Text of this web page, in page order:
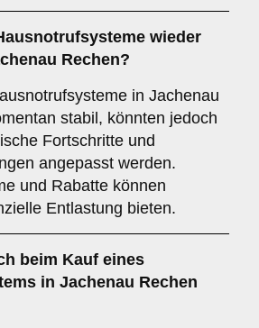
wieder
Rechen?
in Jachenau
stabil, könnten jedoch
Fortschritte und
angepasst werden.
und Rabatte können
Entlastung bieten.
beim Kauf eines
in Jachenau Rechen